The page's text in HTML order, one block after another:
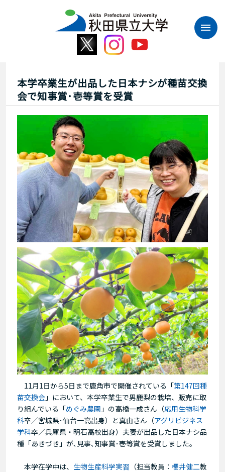
本学卒業生が出品した日本ナシが種苗交換
会で知事賞･壱等賞を受賞
11月1日から5日まで鹿角市で開催されている「第147回種
苗交換会 」において、本学卒業生で男鹿梨の栽培、販売に取
り組んでいる「めぐみ農園 」の高橋一成さん（応用生物科学
科卒／宮城県･仙台一高出身）と真由さん（アグリビジネス
学科卒／兵庫県・明石高校出身）夫妻が出品した日本ナシ品
種「あきづき」が､見事､知事賞･壱等賞を受賞しました。
本学在学中は、 生物生産科学実習 （担当教員： 櫻井健二教